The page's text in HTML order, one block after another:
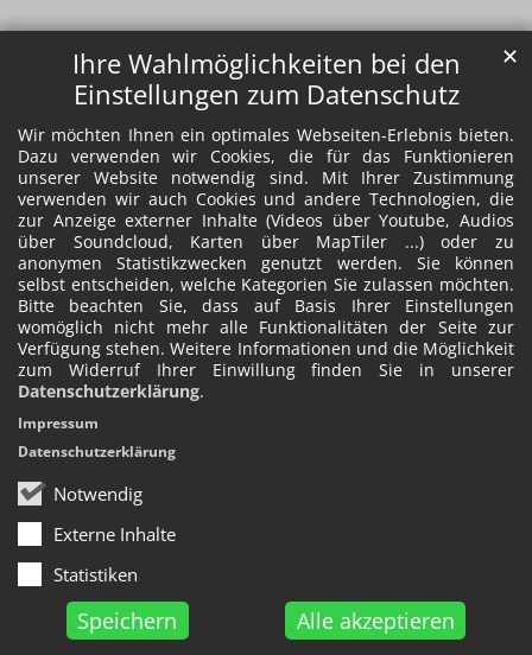
Ihre Wahlmöglichkeiten bei den
Einstellungen zum Datenschutz
Wir möchten Ihnen ein optimales Webseiten-Erlebnis bieten.
Dazu verwenden wir Cookies, die für das Funktionieren
unserer Website notwendig sind. Mit Ihrer Zustimmung
verwenden wir auch Cookies und andere Technologien, die
zur Anzeige externer Inhalte (Videos über Youtube, Audios
über Soundcloud, Karten über MapTiler ...) oder zu
anonymen Statistikzwecken genutzt werden. Sie können
selbst entscheiden, welche Kategorien Sie zulassen möchten.
Bitte beachten Sie, dass auf Basis Ihrer Einstellungen
womöglich nicht mehr alle Funktionalitäten der Seite zur
Verfügung stehen. Weitere Informationen und die Möglichkeit
zum Widerruf Ihrer Einwillung finden Sie in unserer
Datenschutzerklärung.
Notwendig
Externe Inhalte
Statistiken
Speichern Alle akzeptieren
✕
Impressum
Datenschutzerklärung